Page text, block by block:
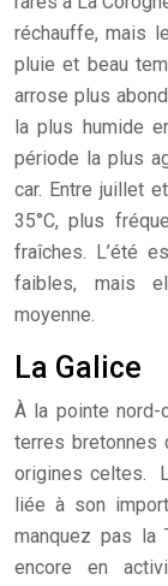
réchauffe, mais
pluie et beau
arrose plus
la plus humide
période la plus
car. Entre juillet
35°C, plus
fraîches. L’été
faibles, mais
moyenne.
La Galice
À la pointe nord-
terres bretonnes
origines celtes.
liée à son
manquez pas la
encore en